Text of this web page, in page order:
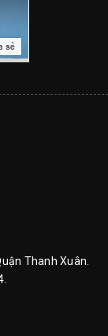
Thanh Xuân.